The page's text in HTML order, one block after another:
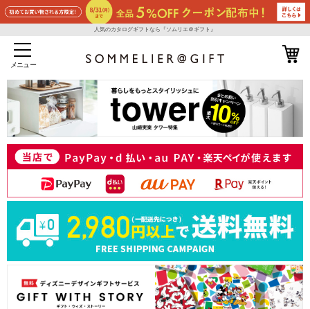
人気のカタログギフトなら『ソムリエ＠ギフト』
メニュー